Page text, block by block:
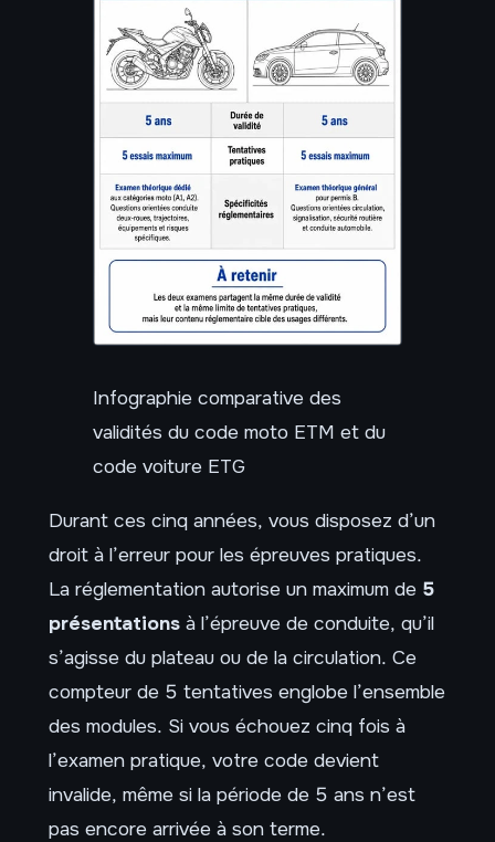
Infographie comparative des
validités du code moto ETM et du
code voiture ETG
Durant ces cinq années, vous disposez d’un
droit à l’erreur pour les épreuves pratiques.
La réglementation autorise un maximum de 5
présentations à l’épreuve de conduite, qu’il
s’agisse du plateau ou de la circulation. Ce
compteur de 5 tentatives englobe l’ensemble
des modules. Si vous échouez cinq fois à
l’examen pratique, votre code devient
invalide, même si la période de 5 ans n’est
pas encore arrivée à son terme.